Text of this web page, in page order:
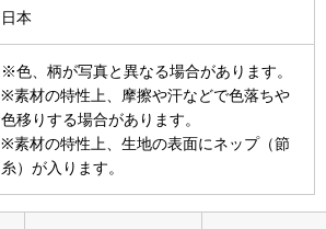
すべて見る
ウオッチ
ブレスレット
日本
※色、柄が写真と異なる場合があります。
※素材の特性上、摩擦や汗などで色落ちや
色移りする場合があります。
※素材の特性上、生地の表面にネップ（節
糸）が入ります。